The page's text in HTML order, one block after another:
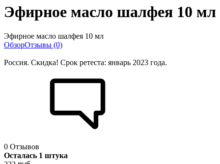
Эфирное масло шалфея 10 мл
Эфирное масло шалфея 10 мл
ОбзорОтзывы (0)
Россия. Скидка! Срок ретеста: январь 2023 года.
0 Отзывов
Осталась 1 штука